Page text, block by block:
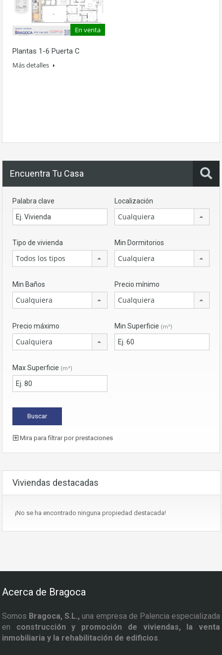
En venta
Plantas 1-6 Puerta C
Más detalles
Encuentra Tu Casa
Palabra clave Localización
Cualquiera
Tipo de vivienda
Todos los tipos
Min Dormitorios
Cualquiera
Min Baños
Cualquiera
Precio mínimo
Cualquiera
Precio máximo
Cualquiera
Min Superficie (m²)
Max Superficie (m²)
Mira para filtrar por prestaciones
Viviendas destacadas
¡No se ha encontrado ninguna propiedad destacada!
Acerca de Bragoca
Somos Bragoca, S.L.,una empresa de Palencia especializada
en construcción y promoción de viviendas, la venta
inmobiliaria y la rehabilitación de edificios.